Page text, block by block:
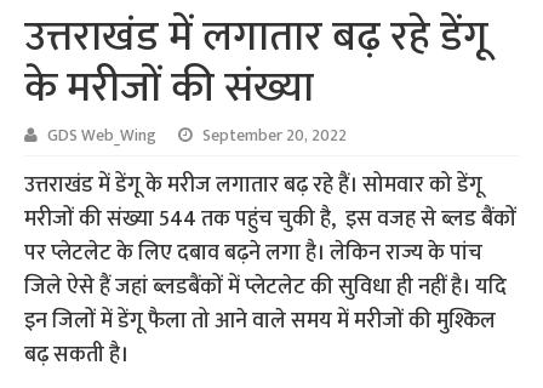
उत्तराखंड में लगातार बढ़ रहे डेंगू
के मरीजों की संख्या
GDS Web_Wing September 20, 2022
उत्तराखंड में डेंगू के मरीज लगातार बढ़ रहे हैं। सोमवार को डेंगू
मरीजों की संख्या 544 तक पहुंच चुकी है, इस वजह से ब्लड बैंकों
पर प्लेटलेट के लिए दबाव बढ़ने लगा है। लेकिन राज्य के पांच
जिले ऐसे हैं जहां ब्लडबैंकों में प्लेटलेट की सुविधा ही नहीं है। यदि
इन जिलों में डेंगू फैला तो आने वाले समय में मरीजों की मुश्किल
बढ़ सकती है।